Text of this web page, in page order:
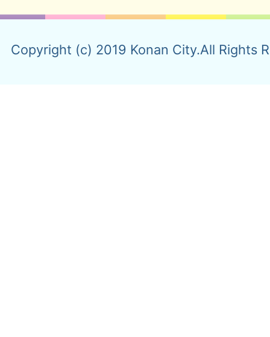
Copyright (c) 2019 Konan City.All Rights